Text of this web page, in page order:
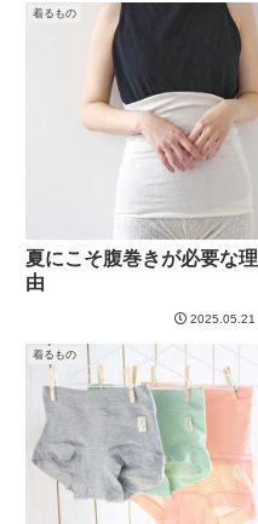
着るもの
夏にこそ腹巻きが必要な理
由
2025.05.21
着るもの